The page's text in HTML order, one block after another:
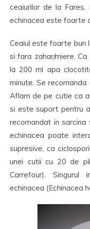
ceaiurilor de la
echinacea este foarte
Ceaiul este foarte bun
si fara zahar/miere.
la 200 ml apa
minute. Se
Aflam de pe cutie ca
si este suport pentru
recomandat in
echinacea poate
supresive, ca
unei cutii cu 20 de
Carrefour).
echinacea (Echinacea